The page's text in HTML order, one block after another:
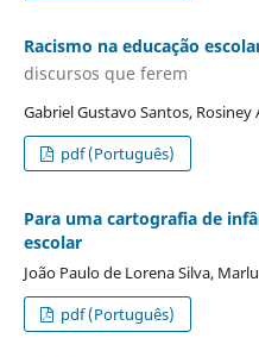
Racismo na educação
discursos que ferem
Gabriel Gustavo Santos, Rosiney
pdf (Português)
Para uma cartografia de
escolar
João Paulo de Lorena Silva,
pdf (Português)